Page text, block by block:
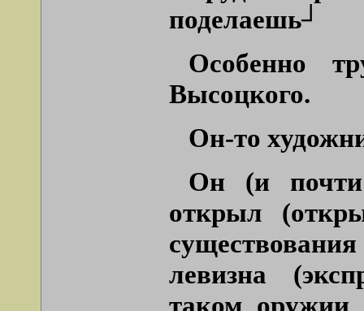
поделаешь┘
Особенно
Высоцкого.
Он-то
Он (и почти
открыл
левизна